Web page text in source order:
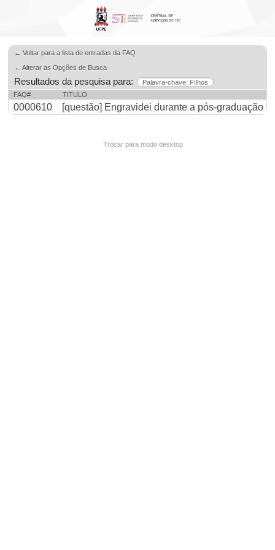
← Voltar para a lista de entradas da FAQ
← Alterar as Opções de Busca
Resultados da pesquisa para:
Palavra-chave: FIlhos
FAQ#
TITULO
0000610 [questão] Engravidei durante a pós-graduação
Trocar para modo desktop